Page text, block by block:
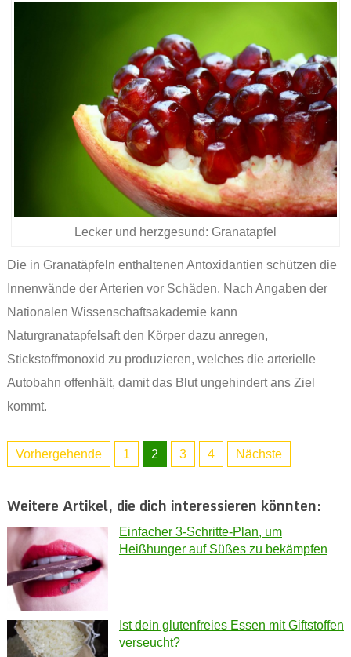
Lecker und herzgesund: Granatapfel
Die in Granatäpfeln enthaltenen Antoxidantien schützen die
Innenwände der Arterien vor Schäden. Nach Angaben der
Nationalen Wissenschaftsakademie kann
Naturgranatapfelsaft den Körper dazu anregen,
Stickstoffmonoxid zu produzieren, welches die arterielle
Autobahn offenhält, damit das Blut ungehindert ans Ziel
kommt.
Vorhergehende 1 2 3 4 Nächste
Weitere Artikel, die dich interessieren könnten:
Einfacher 3-Schritte-Plan, um
Heißhunger auf Süßes zu bekämpfen
Ist dein glutenfreies Essen mit Giftstoffen
verseucht?